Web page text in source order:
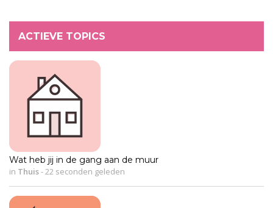
ACTIEVE TOPICS
Wat heb jij in de gang aan de muur
in Thuis- 22 seconden geleden